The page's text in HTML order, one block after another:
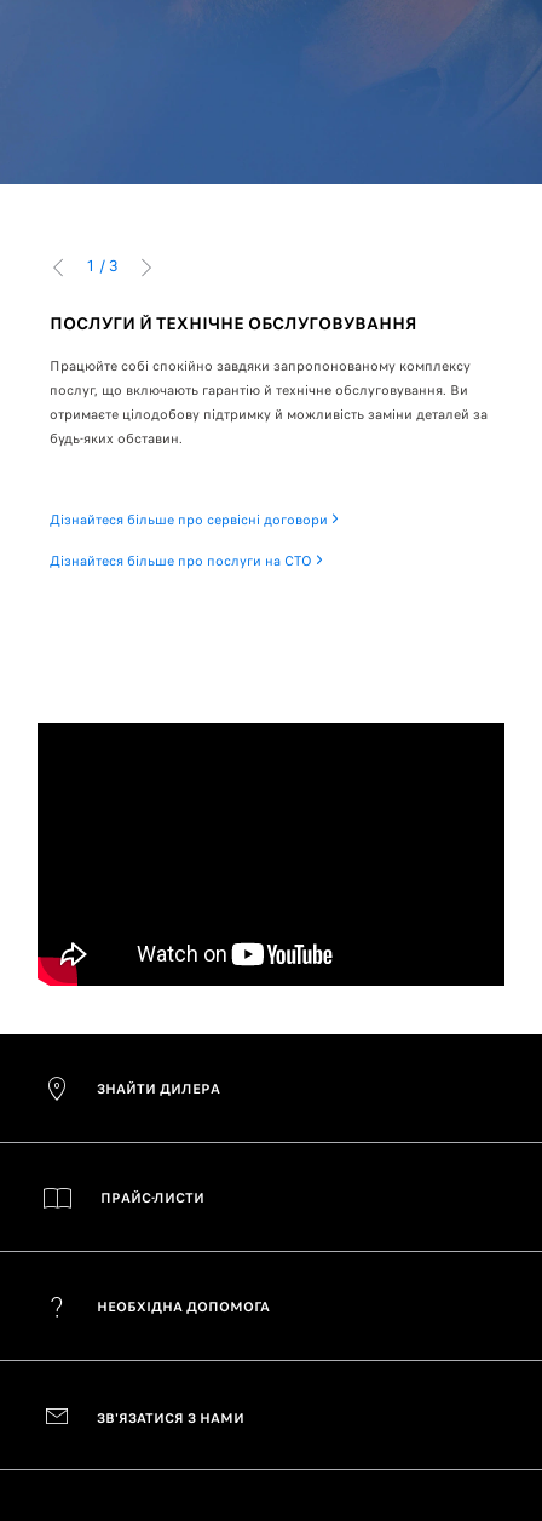
1 / 3
ПОСЛУГИ Й ТЕХНІЧНЕ ОБСЛУГОВУВАННЯ
Працюйте собі спокійно завдяки запропонованому комплексу
послуг, що включають гарантію й технічне обслуговування. Ви
отримаєте цілодобову підтримку й можливість заміни деталей за
будь-яких обставин.
Дізнайтеся більше про сервісні договори
Дізнайтеся більше про послуги на СТО
ЗНАЙТИ ДИЛЕРА
ПРАЙС-ЛИСТИ
НЕОБХІДНА ДОПОМОГА
ЗВ'ЯЗАТИСЯ З НАМИ